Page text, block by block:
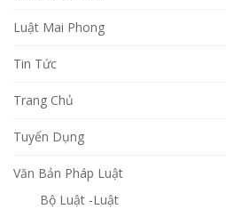
Luật Mai Phong
Tin Tức
Trang Chủ
Tuyển Dụng
Văn Bản Pháp Luật
Bộ Luật -Luật